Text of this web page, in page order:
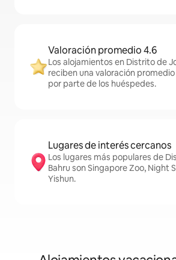
Valoración promedio 4.6
Los alojamientos en Distrito de
reciben una valoración
por parte de los huéspedes.
Lugares de interés cercanos
Los lugares más populares de
Bahru son Singapore Zoo, Night
Yishun.